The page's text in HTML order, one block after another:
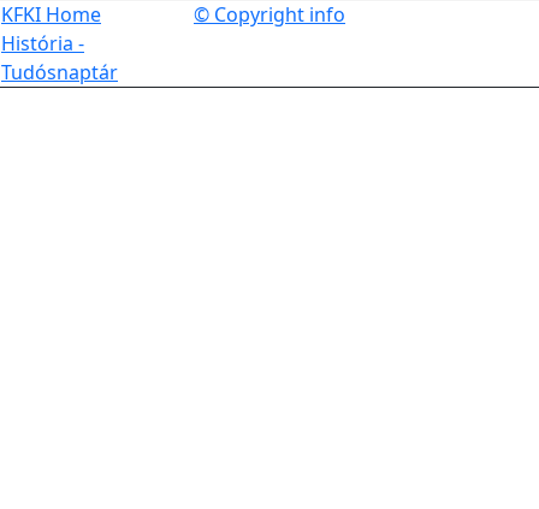
KFKI Home
História -
Tudósnaptár
© Copyright info